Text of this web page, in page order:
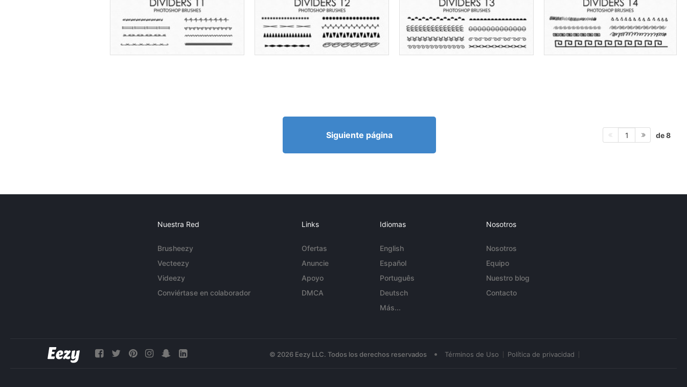
Siguiente página 1 de 8
Nuestra Red
Brusheezy
Vecteezy
Videezy
Conviértase en colaborador
Links
Ofertas
Anuncie
Apoyo
DMCA
Idiomas
English
Español
Português
Deutsch
Más...
Nosotros
Nosotros
Equipo
Nuestro blog
Contacto
© 2026 Eezy LLC. Todos los derechos reservados • Términos de Uso Política de privacidad